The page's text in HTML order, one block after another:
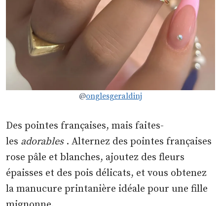
@onglesgeraldinj
Des pointes françaises, mais faites-
les adorables. Alternez des pointes françaises
rose pâle et blanches, ajoutez des fleurs
épaisses et des pois délicats, et vous obtenez
la manucure printanière idéale pour une fille